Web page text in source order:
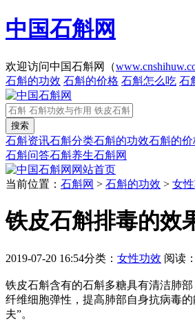
中国石斛网
欢迎访问中国石斛网（
石斛的功效 石斛的价格 石斛怎么吃 石
石斛资讯石斛分类石斛的功效石斛的价
石斛问答石斛养生石斛网
网站首页
当前位置： 石斛网 > 石斛的功效 > 女
铁皮石斛排毒的效
2019-07-20 16:54分类： 女性功效 阅读：
铁皮石斛含有的石斛多糖具有清洁肺
纤维细胞弹性，提高肺部自身抗病毒
夫”。